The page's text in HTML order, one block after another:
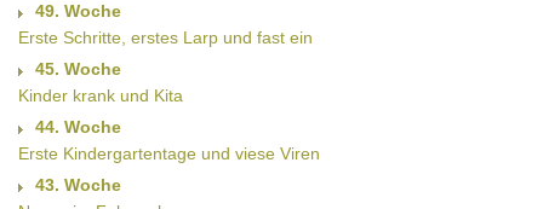
49. Woche
Erste Schritte, erstes Larp und fast ein
45. Woche
Kinder krank und Kita
44. Woche
Erste Kindergartentage und viese Viren
43. Woche